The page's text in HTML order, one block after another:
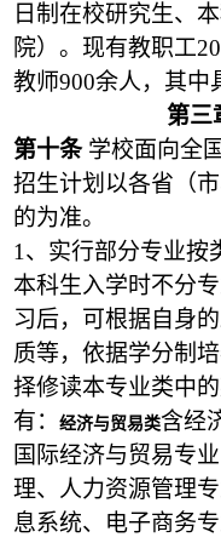
日制在校研究生、
院）。现有教职工
教师900余人，其中
第三
第十条 学校面向全
招生计划以各省（
的为准。
1 、实行部分专业按
本科生入学时不分
习后，可根据自身
质等，依据学分制
择修读本专业类中
有：经济与贸易类含经
国际经济与贸易专业
理、人力资源管理专
息系统、电子商务